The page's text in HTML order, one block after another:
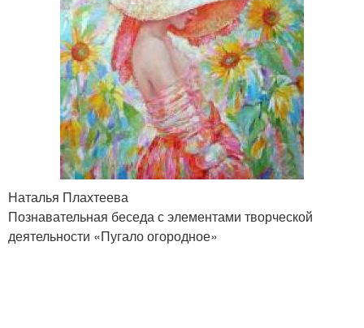
Наталья Плахтеева
Познавательная беседа с элементами творческой
деятельности «Пугало огородное»